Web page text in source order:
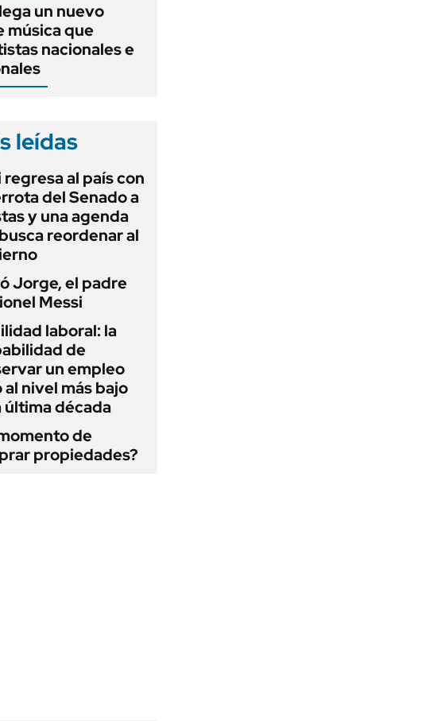
un nuevo
música que
nacionales e
leídas
regresa al país con
del Senado a
y una agenda
reordenar al
Jorge, el padre
Messi
laboral: la
de
un empleo
al nivel más bajo
última década
de
propiedades?